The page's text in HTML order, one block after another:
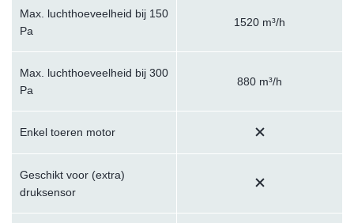
Max. luchthoeveelheid bij 150
Pa
1520 m³/h
Max. luchthoeveelheid bij 300
Pa
880 m³/h
Enkel toeren motor
Geschikt voor (extra)
druksensor